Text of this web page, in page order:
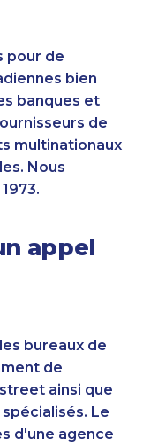
pour de
bien
banques et
de
multinationaux
Nous
appel
bureaux de
de
ainsi que
Le
d'une agence